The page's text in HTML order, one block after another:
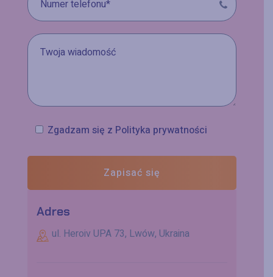
Zgadzam się z Polityka prywatności
Zapisać się
Adres
ul. Heroiv UPA 73, Lwów, Ukraina